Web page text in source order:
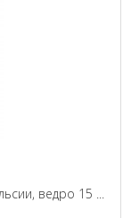
ведро 15 ...